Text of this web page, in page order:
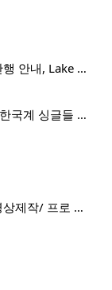
*시애틀 산악회, 7/29/2026, 수요일 정기산행 안내, Lake 22*
Couple.net 1:1 50만쌍 글로벌 매칭 - 미주 한국계 싱글들 모이세요
웹사이트 제작/ 컴퓨터 문제해결/ 유튜브 영상제작/ 프로 사진촬영